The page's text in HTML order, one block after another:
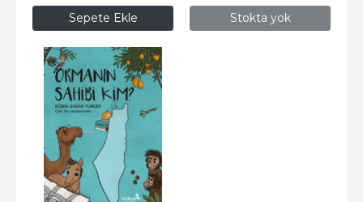
Sepete Ekle Stokta yok